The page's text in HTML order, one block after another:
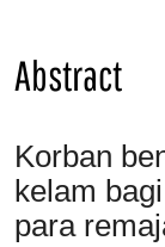
Abstract
Korban
kelam
para